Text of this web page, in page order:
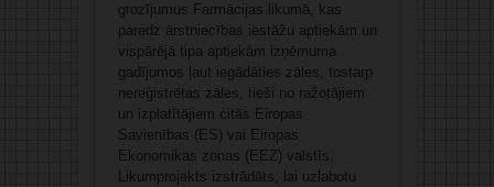
grozījumus Farmācijas likumā, kas
paredz ārstniecības iestāžu aptiekām un
vispārējā tipa aptiekām izņēmuma
gadījumos ļaut iegādāties zāles, tostarp
nereģistrētas zāles, tieši no ražotājiem
un izplatītājiem citās Eiropas
Savienības (ES) vai Eiropas
Ekonomikas zonas (EEZ) valstīs.
Likumprojekts izstrādāts, lai uzlabotu